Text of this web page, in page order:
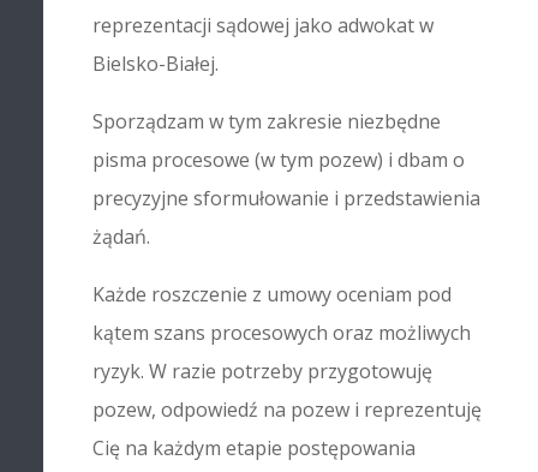
reprezentacji sądowej jako adwokat w
Bielsko-Białej.
Sporządzam w tym zakresie niezbędne
pisma procesowe (w tym pozew) i dbam o
precyzyjne sformułowanie i przedstawienia
żądań.
Każde roszczenie z umowy oceniam pod
kątem szans procesowych oraz możliwych
ryzyk. W razie potrzeby przygotowuję
pozew, odpowiedź na pozew i reprezentuję
Cię na każdym etapie postępowania